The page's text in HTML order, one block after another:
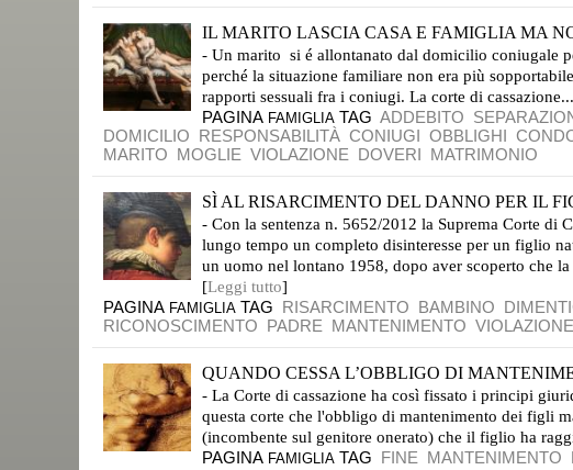
IL MARITO LASCIA CASA E FAMIGLIA MA
- Un marito si é allontanato dal domicilio coniugale
perché la situazione familiare non era più
rapporti sessuali fra i coniugi. La corte di
PAGINA FAMIGLIA TAG ADDEBITO
DOMICILIO RESPONSABILITÀ CONIUGI OBBLIGHI
MARITO MOGLIE VIOLAZIONE DOVERI MATRIMONIO
SÌ AL RISARCIMENTO DEL DANNO PER IL
- Con la sentenza n. 5652/2012 la Suprema Corte di
lungo tempo un completo disinteresse per un figlio
un uomo nel lontano 1958, dopo aver scoperto che
[Leggi tutto]
PAGINA FAMIGLIA TAG RISARCIMENTO BAMBINO
RICONOSCIMENTO PADRE MANTENIMENTO VIOLAZIONE
QUANDO CESSA L’OBBLIGO DI
- La Corte di cassazione ha così fissato i principi
questa corte che l'obbligo di mantenimento dei figli
(incombente sul genitore onerato) che il figlio ha
PAGINA FAMIGLIA TAG FINE MANTENIMENTO